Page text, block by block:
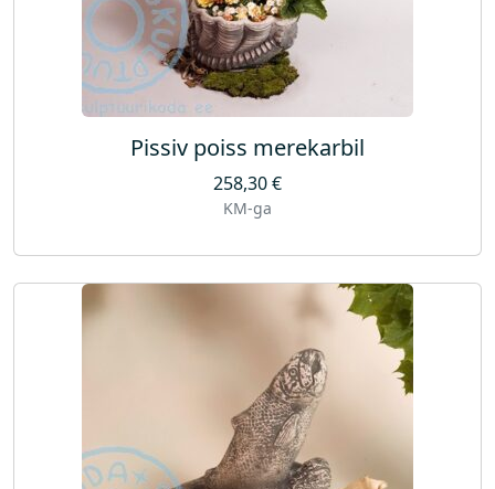
Pissiv poiss merekarbil
258,30€
KM-ga